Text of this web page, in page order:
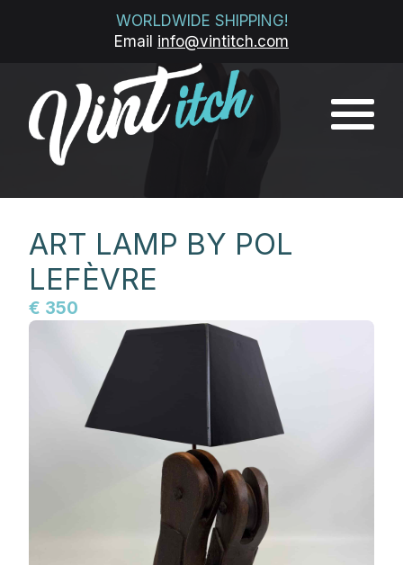
WORLDWIDE SHIPPING!
Emailinfo@vintitch.com
ART LAMP BY POL
LEFÈVRE
€ 350